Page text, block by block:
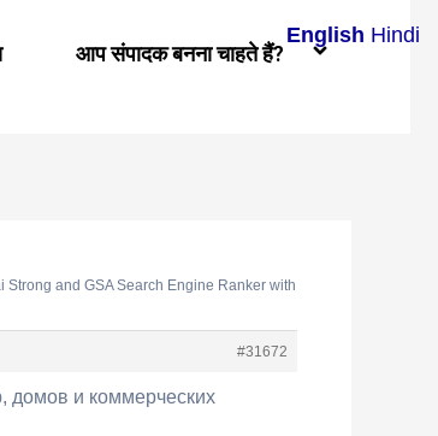
आप संपादक बनना चाहते हैं?
Strong and GSA Search Engine Ranker with
#31672
домов и коммерческих
English Hindi